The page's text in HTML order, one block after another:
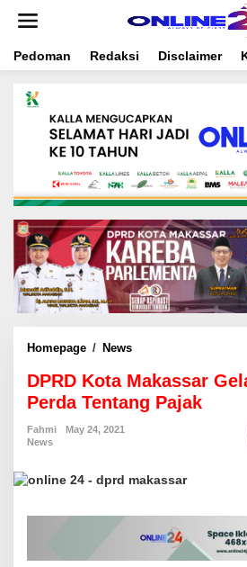
t
Pedoman Redaksi Disclaimer
Homepage / News
R
D
K
M
s
DPRD Kota Makassar
Perda Tentang Pajak
Fahmi
May 24, 2021
News